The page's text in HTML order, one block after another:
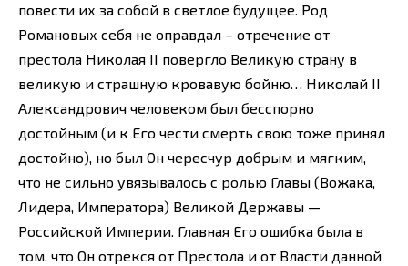
повести их за собой в светлое будущее. Род
Романовых себя не оправдал – отречение от
престола Николая II повергло Великую страну в
великую и страшную кровавую бойню… Николай II
Александрович человеком был бесспорно
достойным (и к Его чести смерть свою тоже принял
достойно), но был Он чересчур добрым и мягким,
что не сильно увязывалось с ролью Главы (Вожака,
Лидера, Императора) Великой Державы —
Российской Империи. Главная Его ошибка была в
том, что Он отрекся от Престола и от Власти данной